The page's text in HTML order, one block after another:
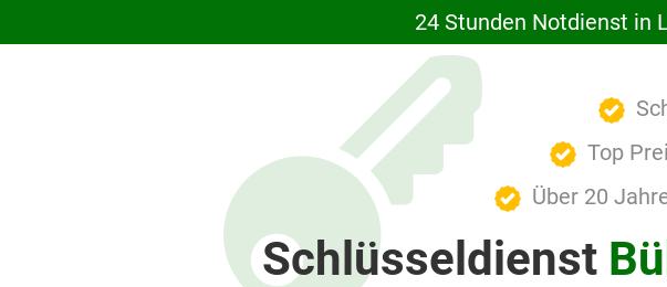
24 Stunden Notdienst in
Top
Über 20
Schlüsseldienst